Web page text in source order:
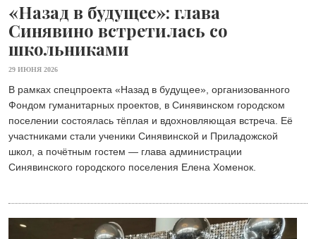
«Назад в будущее»: глава
Синявино встретилась со
школьниками
29 ИЮНЯ 2026
В рамках спецпроекта «Назад в будущее», организованного
Фондом гуманитарных проектов, в Синявинском городском
поселении состоялась тёплая и вдохновляющая встреча. Её
участниками стали ученики Синявинской и Приладожской
школ, а почётным гостем — глава администрации
Синявинского городского поселения Елена Хоменок.